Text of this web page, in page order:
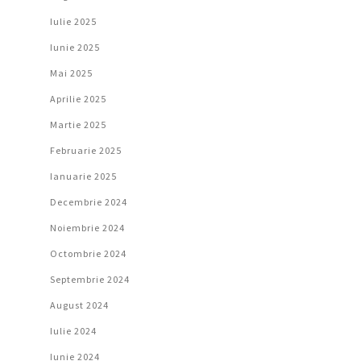
Iulie 2025
Iunie 2025
Mai 2025
Aprilie 2025
Martie 2025
Februarie 2025
Ianuarie 2025
Decembrie 2024
Noiembrie 2024
Octombrie 2024
Septembrie 2024
August 2024
Iulie 2024
Iunie 2024